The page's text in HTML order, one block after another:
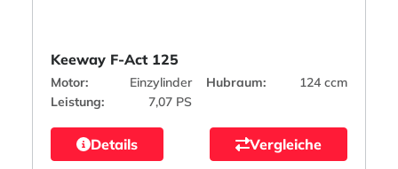
Keeway F-Act 125
Motor: Einzylinder Hubraum:
124 ccm
Leistung:
7,07 PS
Details Vergleiche